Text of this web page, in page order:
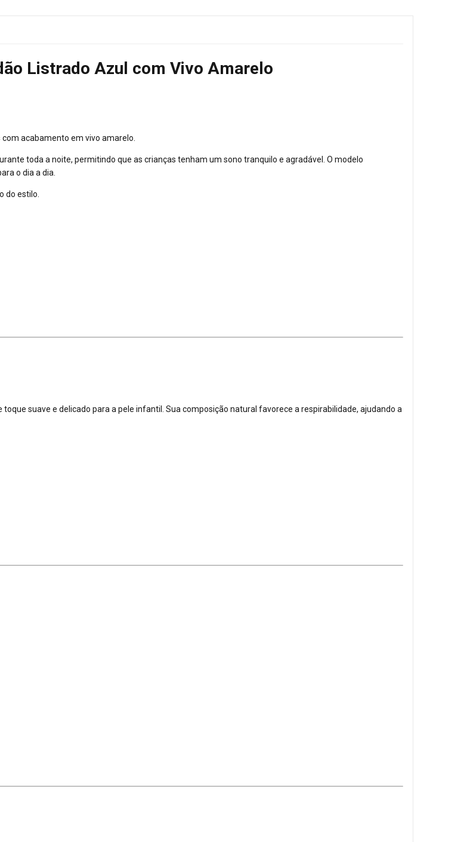
Listrado Azul com Vivo Amarelo
acabamento em vivo amarelo.
toda a noite, permitindo que as crianças tenham um sono tranquilo e agradável. O modelo
o dia a dia.
do estilo.
suave e delicado para a pele infantil. Sua composição natural favorece a respirabilidade, ajudando a